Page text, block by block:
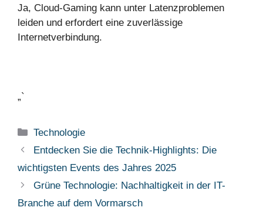
Ja, Cloud-Gaming kann unter Latenzproblemen
leiden und erfordert eine zuverlässige
Internetverbindung.
„`
Kategorien
Technologie
Entdecken Sie die Technik-Highlights: Die
wichtigsten Events des Jahres 2025
Grüne Technologie: Nachhaltigkeit in der IT-
Branche auf dem Vormarsch